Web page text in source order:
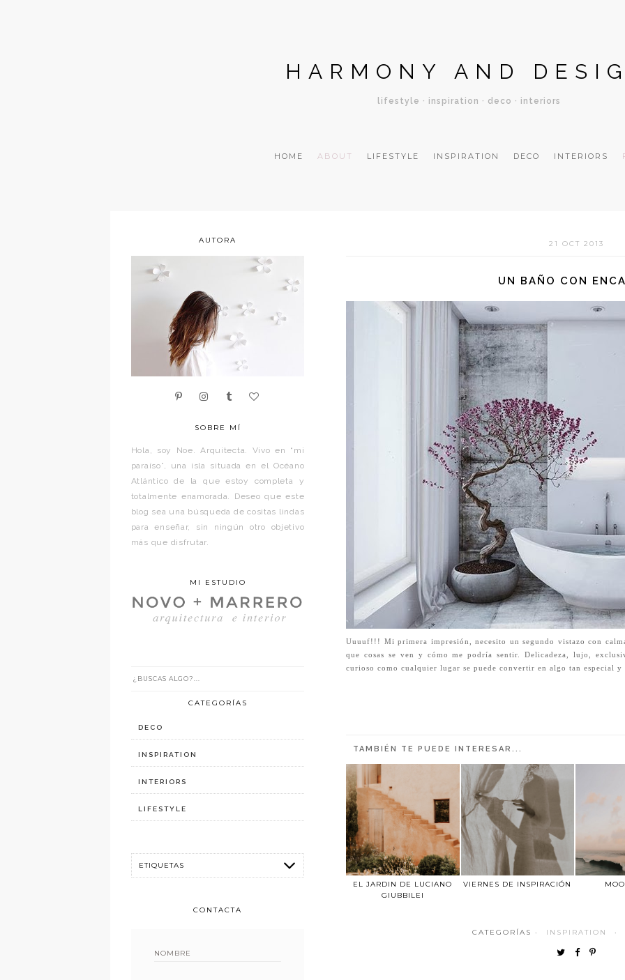
HARMONY AND
lifestyle · inspiration · deco · interiors
HOME ABOUT LIFESTYLE INSPIRATION DECO INTERIORS
21 OCT 2013
UN BAÑO CON
Uuuuf!!! Mi primera impresión, necesito un segundo vistazo con
que cosas se ven y cómo me podría sentir. Delicadeza, lujo,
curioso como cualquier lugar se puede convertir en algo tan especial y
TAMBIÉN TE PUEDE INTERESAR...
EL JARDIN DE LUCIANO
GIUBBILEI
VIERNES DE INSPIRACIÓN
CATEGORÍAS · INSPIRATION ·
AUTORA
SOBRE MÍ
Hola, soy Noe. Arquitecta. Vivo en “mi
paraíso”, una isla situada en el Océano
Atlántico de la que estoy completa y
totalmente enamorada. Deseo que este
blog sea una búsqueda de cositas lindas
para enseñar, sin ningún otro objetivo
más que disfrutar.
MI ESTUDIO
CATEGORÍAS
DECO
INSPIRATION
INTERIORS
LIFESTYLE
CONTACTA